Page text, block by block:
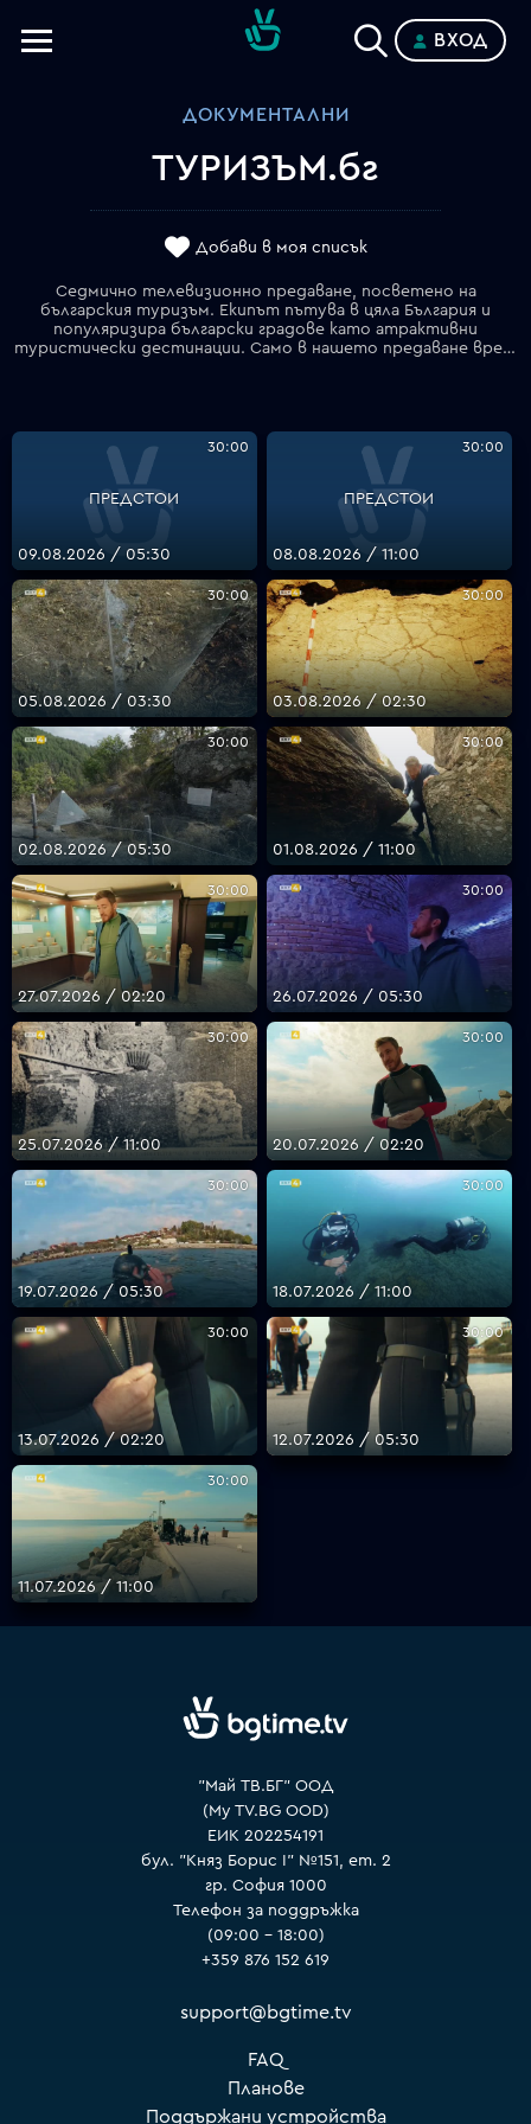
VOYO
ВХОД
ДОКУМЕНТАЛНИ
ТУРИЗЪМ.бг
Добави в моя списък
Седмично телевизионно предаване, посветено на
българския туризъм. Екипът пътува в цяла България и
популяризира български градове като атрактивни
туристически дестинации. Само в нашето предаване времето спира и можете да се разхождате из пленителните и красиви български планини, да покорите най-високите родни върхове, да превземете най-стръмните горски пътеки. Опознайте с нас най- предизвикателните туристически маршрути и се потопете в миналото с най-вълнуващите исторически сбирки на България.
ПРЕДСТОИ
30:00
09.08.2026 / 05:30
ПРЕДСТОИ
30:00
08.08.2026 / 11:00
30:00
05.08.2026 / 03:30
30:00
03.08.2026 / 02:30
30:00
02.08.2026 / 05:30
30:00
01.08.2026 / 11:00
30:00
27.07.2026 / 02:20
30:00
26.07.2026 / 05:30
30:00
25.07.2026 / 11:00
30:00
20.07.2026 / 02:20
30:00
19.07.2026 / 05:30
30:00
18.07.2026 / 11:00
30:00
13.07.2026 / 02:20
30:00
12.07.2026 / 05:30
30:00
11.07.2026 / 11:00
"Май ТВ.БГ" ООД
(My TV.BG OOD)
ЕИК 202254191
бул. "Княз Борис I" №151, ет. 2
гр. София 1000
Телефон за поддръжка
(09:00 – 18:00)
+359 876 152 619
support@bgtime.tv
FAQ
Планове
Поддържани устройства